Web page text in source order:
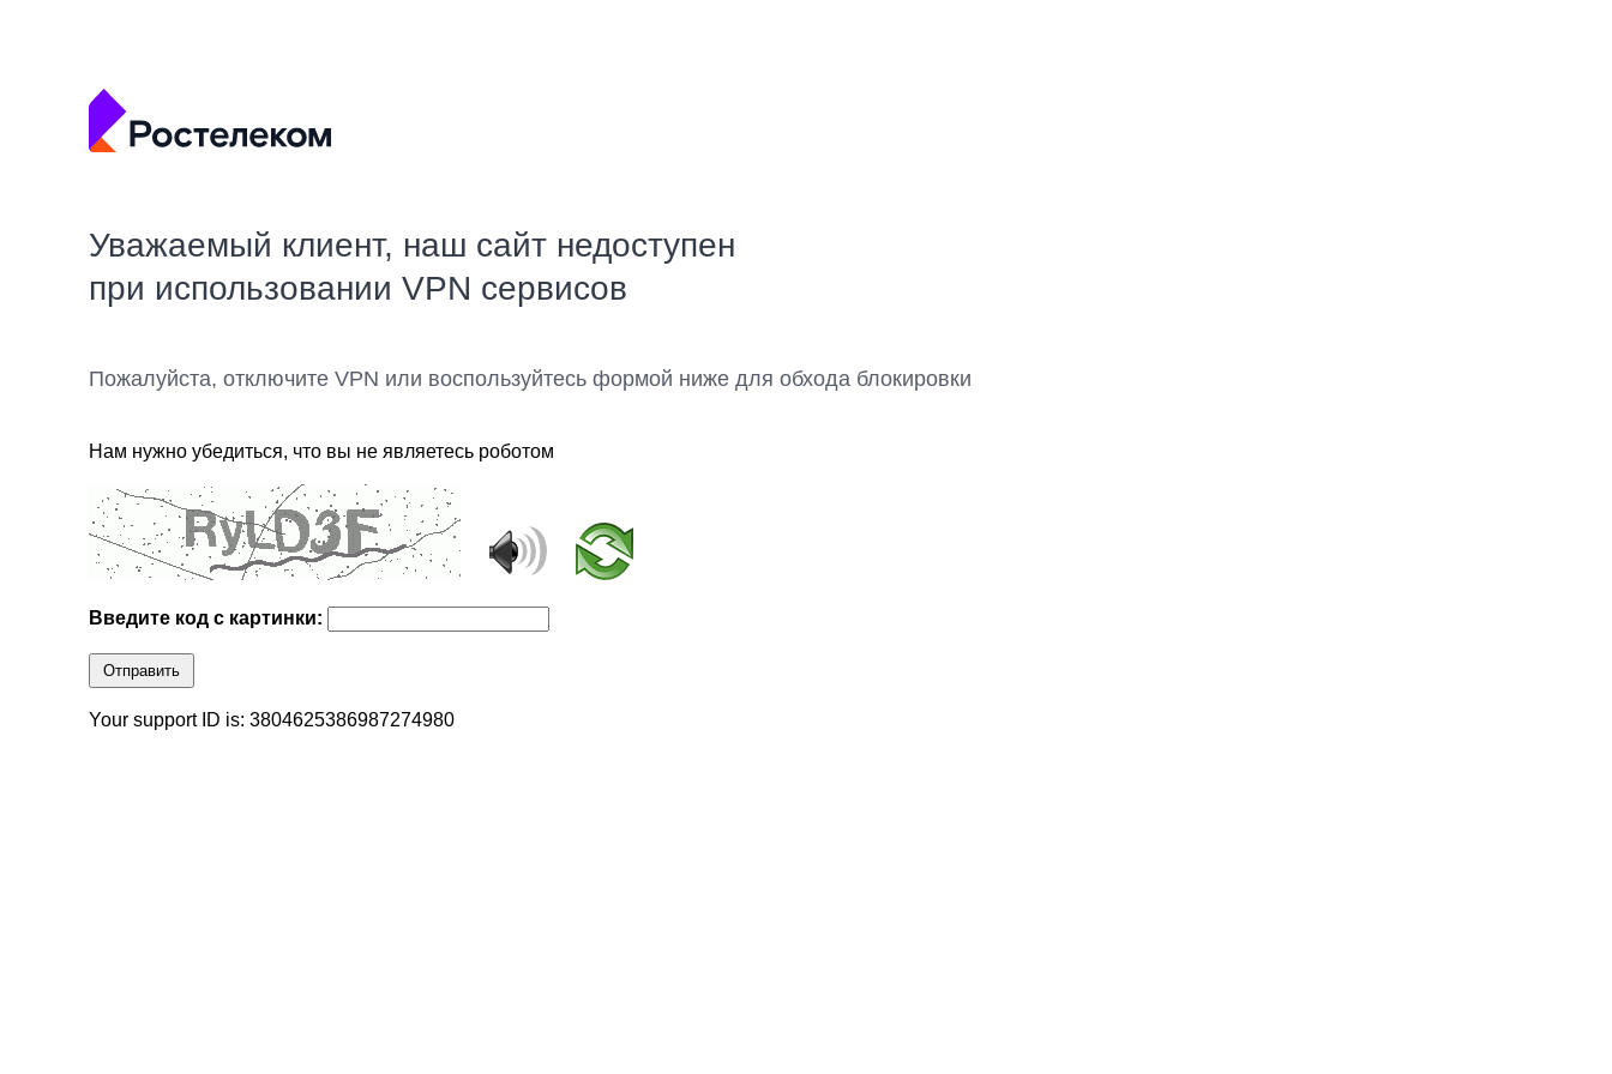
Уважаемый клиент, наш сайт недоступен
при использовании VPN сервисов
Пожалуйста, отключите VPN или воспользуйтесь формой ниже для обхода блокировки
Нам нужно убедиться, что вы не являетесь роботом
Введите код с картинки:
Отправить
Your support ID is: 3804625386987274980